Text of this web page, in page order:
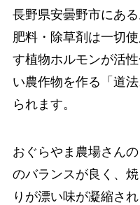
長野県安曇野市にあ
肥料・除草剤は一切
す植物ホルモンが活
い農作物を作る「道
られます。
おぐらやま農場さん
のバランスが良く、
りが漂い味が凝縮さ